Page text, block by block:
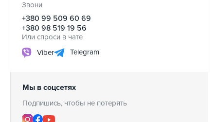
Звони
+380 99 509 60 69
+380 98 519 19 56
Или спроси в чате
Viber
Telegram
Мы в соцсетях
Подпишись, чтобы не потерять